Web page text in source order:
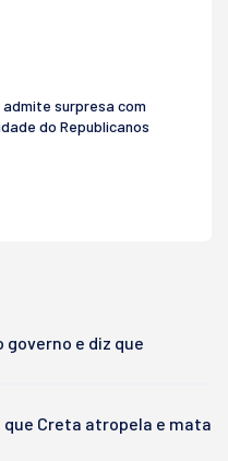
surpresa com
do Republicanos
e diz que
Creta atropela e mata